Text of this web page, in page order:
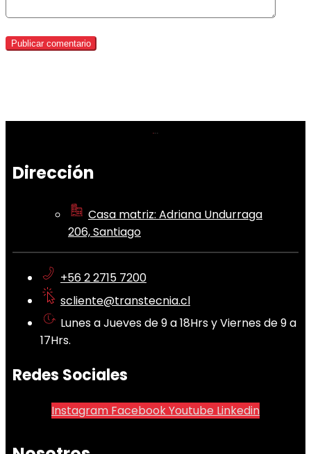
Dirección
Casa matriz: Adriana Undurraga
206, Santiago
+56 2 2715 7200
scliente@transtecnia.cl
Lunes a Jueves de 9 a 18Hrs y Viernes de 9 a
17Hrs.
Redes Sociales
Instagram FacebookYoutube Linkedin